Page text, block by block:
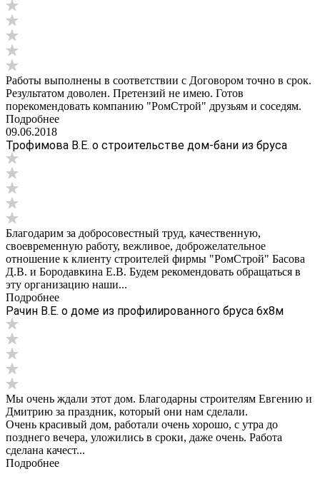
Работы выполнены в соответствии с Договором точно в срок.
Результатом доволен. Претензий не имею. Готов
порекомендовать компанию "РомСтрой" друзьям и соседям.
Подробнее
09.06.2018
Трофимова В.Е. о строительстве дом-бани из бруса
Благодарим за добросовестный труд, качественную,
своевременную работу, вежливое, доброжелательное
отношение к клиенту строителей фирмы "РомСтрой" Басова
Д.В. и Бородавкина Е.В. Будем рекомендовать обращаться в
эту организацию наши...
Подробнее
Рачин В.Е. о доме из профилированного бруса 6х8м
Мы очень ждали этот дом. Благодарны строителям Евгению и
Дмитрию за праздник, который они нам сделали.
Очень красивый дом, работали очень хорошо, с утра до
позднего вечера, уложились в сроки, даже очень. Работа
сделана качест...
Подробнее